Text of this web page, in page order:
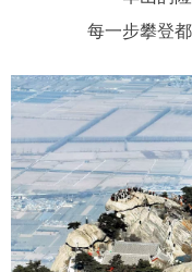
每一步攀登